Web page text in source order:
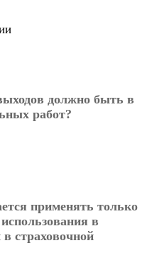
должно быть в
работ?
применять только
в
в страховочной